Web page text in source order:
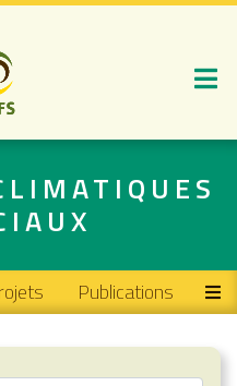
Publications